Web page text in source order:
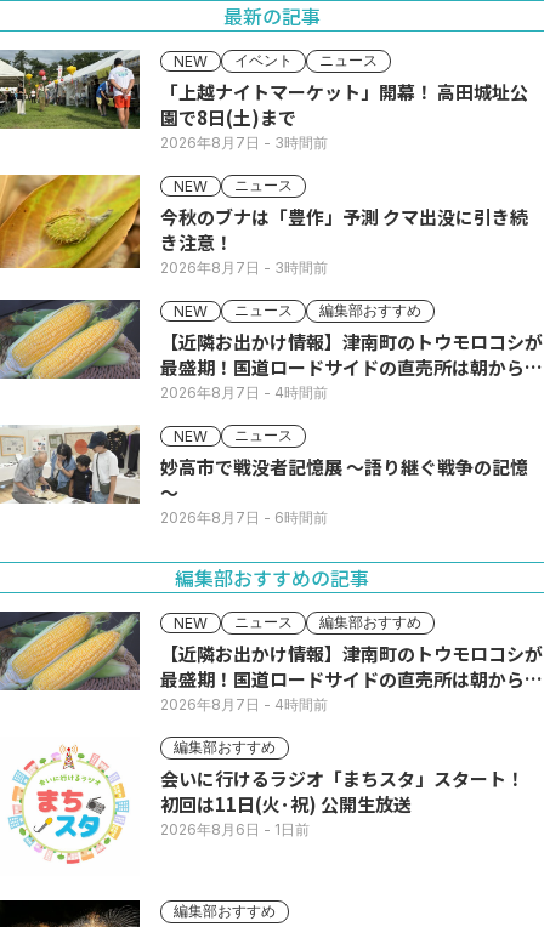
最新の記事
NEW イベント ニュース
「上越ナイトマーケット」開幕！ 高田城址公
園で8日(土)まで
2026年8月7日 - 3時間前
NEW ニュース
今秋のブナは「豊作」予測 クマ出没に引き続
き注意！
2026年8月7日 - 3時間前
NEW ニュース 編集部おすすめ
【近隣お出かけ情報】津南町のトウモロコシが
最盛期！国道ロードサイドの直売所は朝から長
い列
2026年8月7日 - 4時間前
NEW ニュース
妙高市で戦没者記憶展 ～語り継ぐ戦争の記憶
～
2026年8月7日 - 6時間前
編集部おすすめの記事
NEW ニュース 編集部おすすめ
【近隣お出かけ情報】津南町のトウモロコシが
最盛期！国道ロードサイドの直売所は朝から長
い列
2026年8月7日 - 4時間前
編集部おすすめ
会いに行けるラジオ「まちスタ」スタート！
初回は11日(火･祝) 公開生放送
2026年8月6日 - 1日前
編集部おすすめ